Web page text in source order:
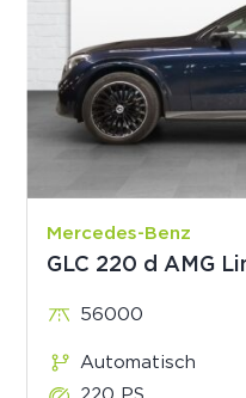
Mercedes-Benz
GLC 220 d AMG
56000
Automatisch